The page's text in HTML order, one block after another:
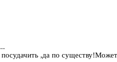
,да по